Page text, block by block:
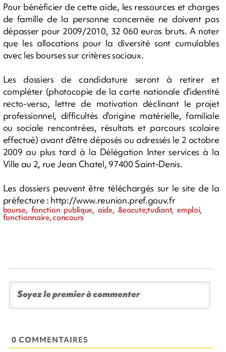
Pour bénéficier de cette aide, les ressources et charges
de famille de la personne concernée ne doivent pas
dépasser pour 2009/2010, 32 060 euros bruts. A noter
que les allocations pour la diversité sont cumulables
avec les bourses sur critères sociaux.
Les dossiers de candidature seront à retirer et
compléter (photocopie de la carte nationale d'identité
recto-verso, lettre de motivation déclinant le projet
professionnel, difficultés d'origine matérielle, familiale
ou sociale rencontrées, résultats et parcours scolaire
effectué) avant d'être déposés ou adressés le 2 octobre
2009 au plus tard à la Délégation Inter services à la
Ville au 2, rue Jean Chatel, 97400 Saint-Denis.
Les dossiers peuvent être téléchargés sur le site de la
préfecture : http://www.reunion.pref.gouv.fr
bourse, fonction publique, aide, &eacute;tudiant, emploi,
fonctionnaire, concours
0 COMMENTAIRES